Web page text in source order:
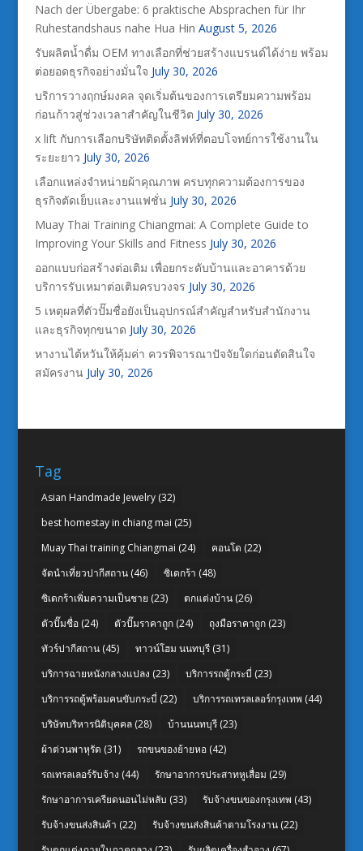
Nach der Übergabe: 6 praktische Absprachen für Ihr
Ruhestandshaus nahe Hua Hin August 5, 2026
รับผลิตน้ำดื่ม OEM ทางเลือกที่ช่วยสร้างแบรนด์ได้ง่าย พร้อม
ต่อยอดธุรกิจอย่างมั่นใจ July 30, 2026
บริการวางฤกษ์มงคล จุดเริ่มต้นของการเตรียมความพร้อม
ก่อนก้าวสู่ช่วงเวลาสำคัญในชีวิต July 30, 2026
x lift กับการเลือกบริษัทติดตั้งลิฟท์ที่ตอบโจทย์การใช้งานใน
ระยะยาว July 30, 2026
เลือกแหล่งจำหน่ายผ้าคุณภาพ ครบทุกความต้องการของ
ธุรกิจตัดเย็บและงานแฟชั่น July 30, 2026
Muay Thai Training Chiangmai: A Complete Guide to
Improving Your Skills and Fitness July 30, 2026
ออกแบบก่อสร้างต่อเติม เพื่อยกระดับบ้านและอาคารด้วย
บริการรับเหมาต่อเติมครบวงจร July 30, 2026
5 เหตุผลที่ตัวปั๊มชื่อยังเป็นอุปกรณ์สำคัญสำหรับสำนักงาน
และธุรกิจทุกขนาด July 30, 2026
หางานไต้หวันให้คุ้มค่า ควรพิจารณาปัจจัยใดก่อนตัดสินใจ
สมัครงาน July 30, 2026
Tag
Asian Handmade Jewelry(32)
best homestay in chiang mai (25)
Muay Thai training Chiangmai (24) คอนโด (22)
จัดนำเที่ยวปากีสถาน(46) ซิเดกร้า (48)
ซิเดกร้าเพิ่มความเป็นชาย (23) ตกแต่งบ้าน(26)
ตัวปั๊มชื่อ(24) ตัวปั๊มราคาถูก(24) ถุงมือราคาถูก(23)
ทัวร์ปากีสถาน(45) ทาวน์โฮม นนทบุรี(31)
บริการฉายหนังกลางแปลง (23) บริการรถตู้กระบี่ (23)
บริการรถตู้พร้อมคนขับกระบี่ (22) บริการรถเทรลเลอร์กรุงเทพ (44)
บริษัทบริหารนิติบุคคล(28) บ้านนนทบุรี(23)
ผ้าต่วนพาหุรัด (31) รถขนของย้ายหอ(42)
รถเทรลเลอร์รับจ้าง (44) รักษาอาการประสาทหูเสื่อม (29)
รักษาอาการเครียดนอนไม่หลับ (33) รับจ้างขนของกรุงเทพ (43)
รับจ้างขนส่งสินค้า (22) รับจ้างขนส่งสินค้าตามโรงงาน(22)